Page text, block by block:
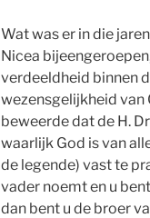
Wat was er in die
Nicea
verdeeldheid binnen
wezensgelijkheid van
beweerde dat de H.
waarlijk God is van
de legende) vast te
vader noemt en u
dan bent u de broer